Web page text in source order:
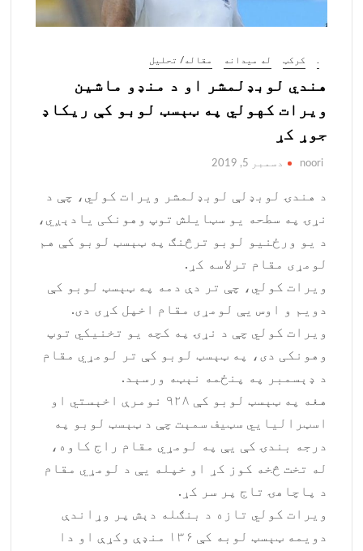
کرکټ له میدانه مقاله/ تحلیل
هندي لوبډلمشر او د منډو ماشین
ویرات کهولي په ټېسټ لوبو کې ریکاډ
جوړ کړ
noori دسمبر 5, 2019
د هندۍ لوبډلې لوبډلمشر ویرات کولي، چې د
نړۍ په سطحه یو سټایلش توپ وهونکی یادېږي،
د یو ورځنیو لوبو ترڅنګ په ټېسټ لوبو کې هم
لومړی مقام ترلاسه کړ.
ویرات کولي، چې تر دې دمه په ټېسټ لوبو کې
دویم و اوس یې لومړی مقام اخپل کړی دی.
ویرات کولي چې د نړۍ په کچه یو تخنیکي توپ
وهونکی دی، په ټېسټ لوبو کې تر لومړي مقام
د ډېسمبر په پنځمه نېټه ورسېد.
هغه په ټېسټ لوبو کې ۹۲۸ نومرې اخېستي او
اسټرالیایي سټیف سمېت چې د ټېسټ لوبو په
درجه بندۍ کې یې په لومړي مقام راج کاوه،
له تخت څخه کوز کړ او خپله یې د لومړي مقام
د پاچاهۍ تاج پر سر کړ.
ویرات کولي تازه د بنګله دېش پر وړاندې
دویمه ټېسټ لوبه کې ۱۳۶ منډې وکړې او دا